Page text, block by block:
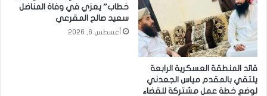
قائد المنطقة العسكرية الرابعة
يلتقي بالمقدم مياس الجعدني
لوضع خطة عمل مشتركة للقضاء
خطاب” يعزي في وفاة المناضل
سعيد صالح المقرعي
أغسطس 6, 2026